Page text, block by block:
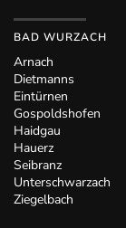
BAD WURZACH
Arnach
Dietmanns
Eintürnen
Gospoldshofen
Haidgau
Hauerz
Seibranz
Unterschwarzach
Ziegelbach